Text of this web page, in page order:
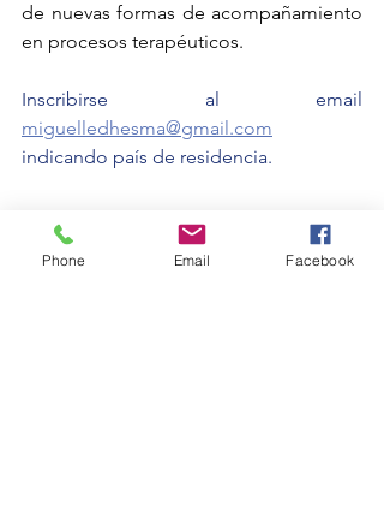
de nuevas formas de acompañamiento
en procesos terapéuticos.
miguelledhesma@gmail.com
indicando país de residencia.
Phone Email Facebook